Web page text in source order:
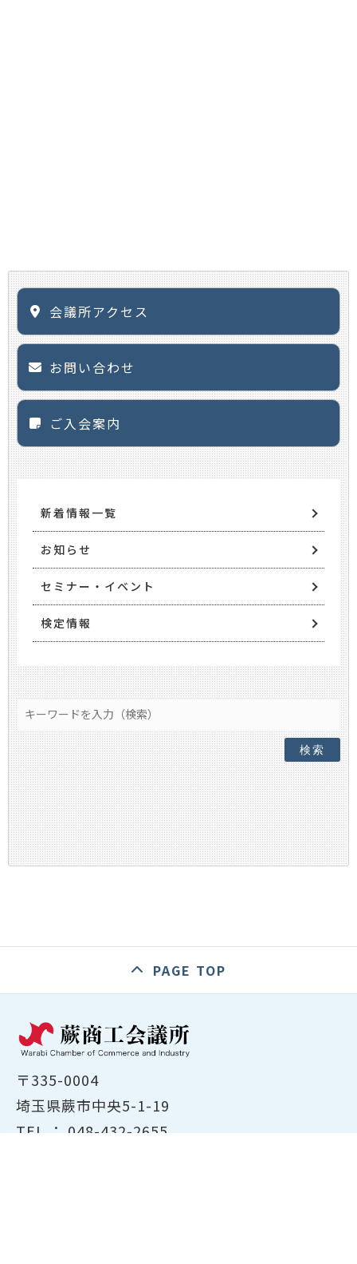
会議所アクセス
お問い合わせ
ご入会案内
新着情報一覧
お知らせ
セミナー・イベント
検定情報
検索
PAGE TOP
〒335-0004
埼玉県蕨市中央5-1-19
TEL ： 048-432-2655